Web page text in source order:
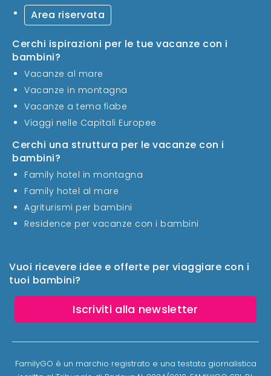
Vuoi ricevere idee e offerte per viaggiare con i
tuoi bambini?
Iscriviti alla newsletter
Area riservata
Cerchi ispirazioni per le tue vacanze con i
bambini?
Vacanze al mare
Vacanze in montagna
Vacanze a tema fiabe
Viaggi nelle Capitali Europee
Cerchi una struttura per le vacanze con i
bambini?
Family hotel in montagna
Family hotel al mare
Agriturismi per bambini
Residence per vacanze con i bambini
FamilyGO è un marchio registrato e una testata giornalistica